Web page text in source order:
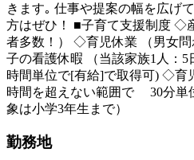
きます｡ 仕事や提案の幅を広げ
方はぜひ！ ■子育て支援制度 ◇
者多数！） ◇育児休業 （男女
子の看護休暇 （当該家族1人
時間単位で[有給]で取得可) ◇育
時間を超えない範囲で 30分
象は小学3年生まで）
勤務地